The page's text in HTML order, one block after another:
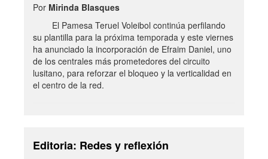
Por Mirinda Blasques
El Pamesa Teruel Voleibol continúa perfilando
su plantilla para la próxima temporada y este viernes
ha anunciado la incorporación de Efraim Daniel, uno
de los centrales más prometedores del circuito
lusitano, para reforzar el bloqueo y la verticalidad en
el centro de la red.
Editoria: Redes y reflexión